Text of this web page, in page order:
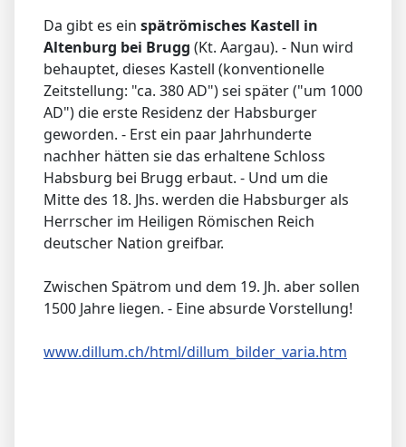
Da gibt es ein spätrömisches Kastell in
Altenburg bei Brugg (Kt. Aargau). - Nun wird
behauptet, dieses Kastell (konventionelle
Zeitstellung: "ca. 380 AD") sei später ("um 1000
AD") die erste Residenz der Habsburger
geworden. - Erst ein paar Jahrhunderte
nachher hätten sie das erhaltene Schloss
Habsburg bei Brugg erbaut. - Und um die
Mitte des 18. Jhs. werden die Habsburger als
Herrscher im Heiligen Römischen Reich
deutscher Nation greifbar.
Zwischen Spätrom und dem 19. Jh. aber sollen
1500 Jahre liegen. - Eine absurde Vorstellung!
www.dillum.ch/html/dillum_bilder_varia.htm